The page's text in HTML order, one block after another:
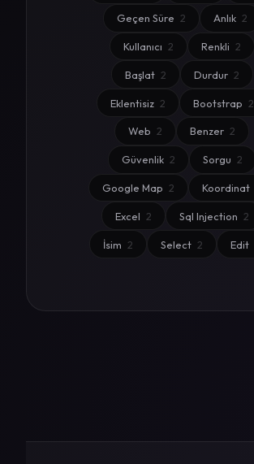
Geçen Süre 2 Anlık 2
Kullanıcı 2 Renkli 2
Başlat 2 Durdur 2
Eklentisiz 2 Bootstrap 2
Web 2 Benzer 2
Güvenlik 2 Sorgu 2
Google Map 2 Koordinat
Excel 2 Sql Injection 2
İsim 2 Select 2 Edit